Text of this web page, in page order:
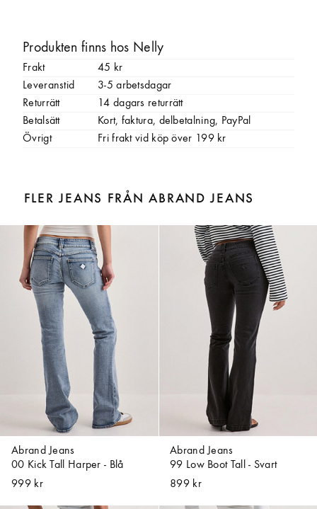
Produkten finns hos Nelly
Frakt
45 kr
Leveranstid
3-5 arbetsdagar
Returrätt
14 dagars returrätt
Betalsätt
Kort, faktura, delbetalning, PayPal
Övrigt
Fri frakt vid köp över 199 kr
FLER JEANS FRÅN ABRAND JEANS
Abrand Jeans
00 Kick Tall Harper - Blå
999 kr
Abrand Jeans
99 Low Boot Tall - Svart
899 kr